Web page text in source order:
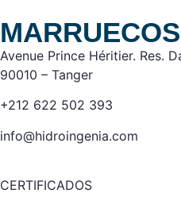
MARRUECOS
Avenue Prince Héritier. Res.
90010 – Tanger
+212 622 502 393
info@hidroingenia.com
CERTIFICADOS